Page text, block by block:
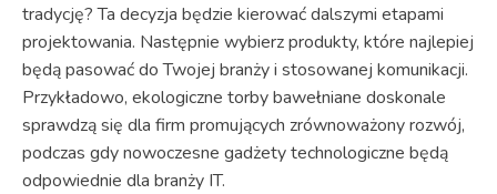
tradycję? Ta decyzja będzie kierować dalszymi etapami
projektowania. Następnie wybierz produkty, które najlepiej
będą pasować do Twojej branży i stosowanej komunikacji.
Przykładowo, ekologiczne torby bawełniane doskonale
sprawdzą się dla firm promujących zrównoważony rozwój,
podczas gdy nowoczesne gadżety technologiczne będą
odpowiednie dla branży IT.